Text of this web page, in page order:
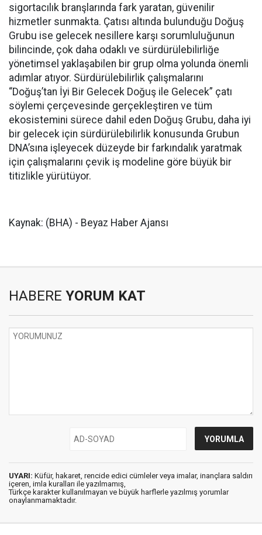
sigortacılık branşlarında fark yaratan, güvenilir
hizmetler sunmakta. Çatısı altında bulunduğu Doğuş
Grubu ise gelecek nesillere karşı sorumluluğunun
bilincinde, çok daha odaklı ve sürdürülebilirliğe
yönetimsel yaklaşabilen bir grup olma yolunda önemli
adımlar atıyor. Sürdürülebilirlik çalışmalarını
“Doğuş’tan İyi Bir Gelecek Doğuş ile Gelecek” çatı
söylemi çerçevesinde gerçekleştiren ve tüm
ekosistemini sürece dahil eden Doğuş Grubu, daha iyi
bir gelecek için sürdürülebilirlik konusunda Grubun
DNA’sına işleyecek düzeyde bir farkındalık yaratmak
için çalışmalarını çevik iş modeline göre büyük bir
titizlikle yürütüyor.
Kaynak: (BHA) - Beyaz Haber Ajansı
HABERE YORUM KAT
UYARI: Küfür, hakaret, rencide edici cümleler veya imalar, inançlara saldırı
içeren, imla kuralları ile yazılmamış,
Türkçe karakter kullanılmayan ve büyük harflerle yazılmış yorumlar
onaylanmamaktadır.